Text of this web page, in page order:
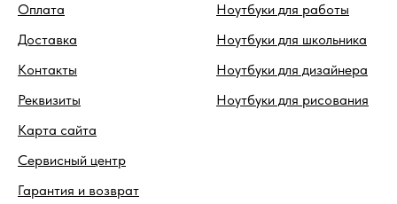
Оплата
Доставка
Контакты
Реквизиты
Карта сайта
Сервисный центр
Гарантия и возврат
Ноутбуки для работы
Ноутбуки для школьника
Ноутбуки для дизайнера
Ноутбуки для рисования